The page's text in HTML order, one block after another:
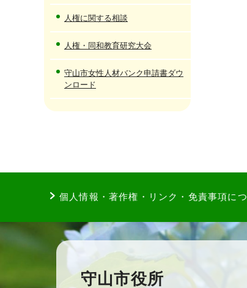
人権に関する相談
人権・同和教育研究大会
守山市女性人材バンク申請書ダウ
ンロード
個人情報・著作権・リンク・免責事項に
守山市役所